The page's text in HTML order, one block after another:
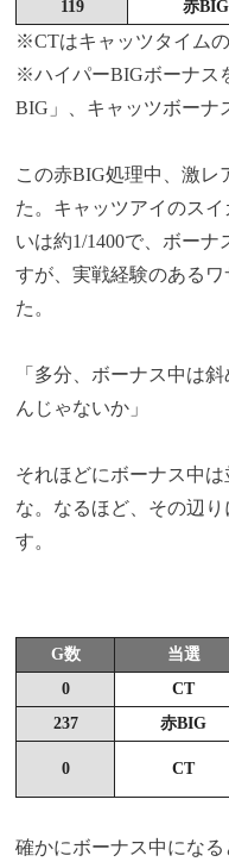
119 赤BIG
※CTはキャッツタイムの
※ハイパーBIGボーナス
BIG」、キャッツボーナ
この赤BIG処理中、激レ
た。キャッツアイのス
いは約1/1400で、ボー
すが、実戦経験のある
た。
「多分、ボーナス中は
んじゃないか」
それほどにボーナス中
な。なるほど、その辺
す。
G数 当選
0
CT
237
赤BIG
0 CT
確かにボーナス中にな